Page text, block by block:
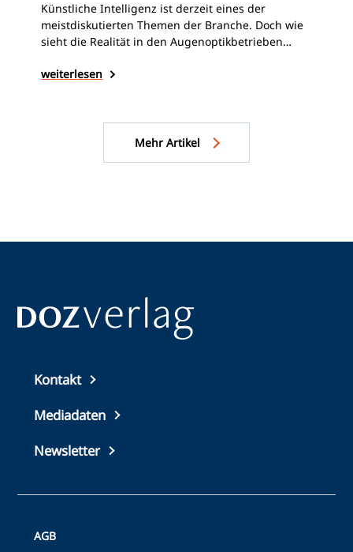
weiterlesen
Künstliche Intelligenz ist derzeit eines der
meistdiskutierten Themen der Branche. Doch wie
sieht die Realität in den Augenoptikbetrieben
genutzt – und wo spielt das Thema im Alltag
Mehr Artikel
Top
footer
Kontakt
Mediadaten
Newsletter
Bottom
AGB